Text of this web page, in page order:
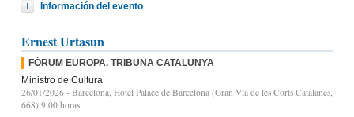
Información del evento
Ernest Urtasun
FÓRUM EUROPA. TRIBUNA CATALUNYA
Ministro de Cultura
26/01/2026 - Barcelona, Hotel Palace de Barcelona (Gran Vía de les Corts Catalanes,
668) 9.00 horas